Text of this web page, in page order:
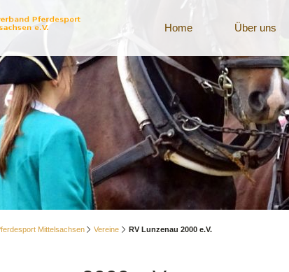
Home Über uns
Mittelsachsen Vereine RV Lunzenau 2000 e.V.